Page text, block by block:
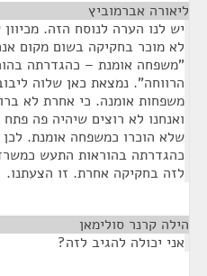
ליאורה אברמוביץ
יש לנו הערה לנוסח הזה.
לא מוכר בחקיקה בשום מקום
"משפחה אומנת – כהגדרתה
הרווחה". נמצאת כאן שלוה
משפחות אומנה. כי אחרת לא
ואנחנו לא רוצים שיהיה פה
שלא הוכרו כמשפחה אומנת. לכן
כהגדרתה בהוראות התעש
לזה בחקיקה אחרת. זו הצעתנו.
הילה קרנר סולימאן
אני יכולה להגיב לזה?